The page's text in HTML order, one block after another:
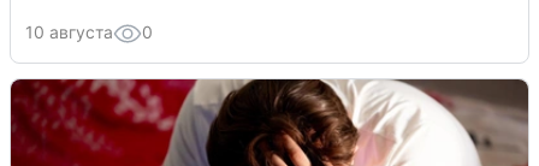
10 августа 0